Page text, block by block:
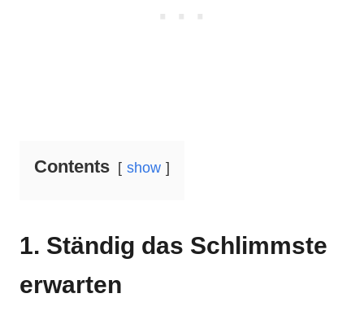
Contents show
1. Ständig das Schlimmste
erwarten